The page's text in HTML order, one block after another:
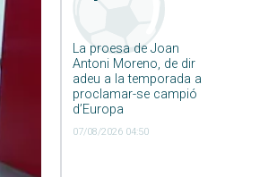
La proesa de Joan
Antoni Moreno, de dir
adeu a la temporada a
proclamar-se campió
d’Europa
07/08/2026 04:50